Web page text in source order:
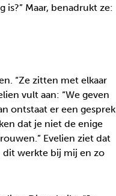
is?” Maar, benadrukt ze:
“Ze zitten met elkaar
vult aan: “We geven
ontstaat er een gesprek
dat je niet de enige
Evelien ziet dat
dit werkte bij mij en zo